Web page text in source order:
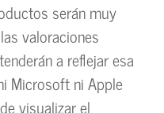
serán muy
valoraciones
a reflejar esa
Microsoft ni Apple
visualizar el